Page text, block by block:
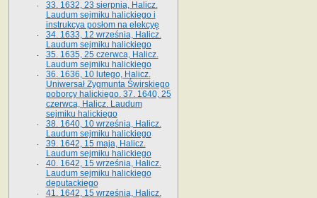
33. 1632, 23 sierpnia, Halicz.
Laudum sejmiku halickiego i
instrukcya posłom na elekcyę
34. 1633, 12 września, Halicz.
Laudum sejmiku halickiego
35. 1635, 25 czerwca, Halicz.
Laudum sejmiku halickiego
36. 1636, 10 lutego, Halicz.
Uniwersał Zygmunta Świrskiego
poborcy halickiego. 37. 1640, 25
czerwca, Halicz. Laudum
sejmiku halickiego
38. 1640, 10 września, Halicz.
Laudum sejmiku halickiego
39. 1642, 15 maja, Halicz.
Laudum sejmiku halickiego
40. 1642, 15 września, Halicz.
Laudum sejmiku halickiego
deputackiego
41. 1642, 15 września, Halicz.